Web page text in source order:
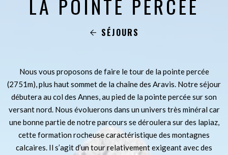
LA POINTE PERCÉE
SÉJOURS
Nous vous proposons de faire le tour de la pointe percée
(2751m), plus haut sommet de la chaîne des Aravis. Notre séjour
débutera au col des Annes, au pied de la pointe percée sur son
versant nord. Nous évoluerons dans un univers très minéral car
une bonne partie de notre parcours se déroulera sur des lapiaz,
cette formation rocheuse caractéristique des montagnes
calcaires. Il s’agit d’un tour relativement exigeant avec des